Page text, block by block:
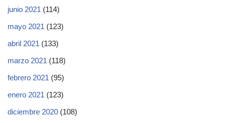
junio 2021 (114)
mayo 2021 (123)
abril 2021 (133)
marzo 2021 (118)
febrero 2021 (95)
enero 2021 (123)
diciembre 2020 (108)